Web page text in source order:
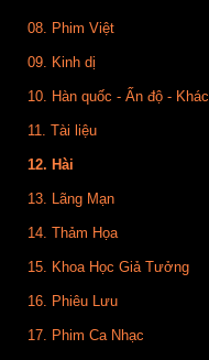
08. Phim Việt
09. Kinh dị
10. Hàn quốc - Ấn độ - Khác
11. Tài liệu
12. Hài
13. Lãng Mạn
14. Thảm Họa
15. Khoa Học Giả Tưởng
16. Phiêu Lưu
17. Phim Ca Nhạc